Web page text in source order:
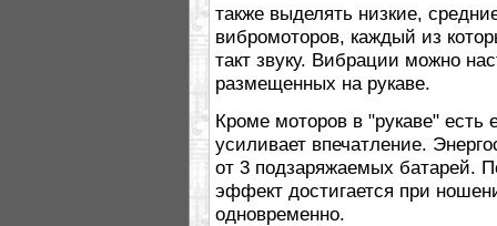
также выделять низкие,
вибромоторов, каждый из
такт звуку. Вибрации можно
размещенных на рукаве.
Кроме моторов в "рукаве" есть
усиливает впечатление.
от 3 подзаряжаемых батарей.
эффект достигается при
одновременно.